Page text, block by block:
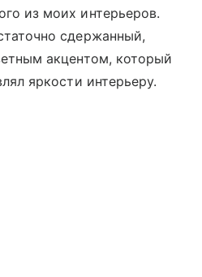
из моих интерьеров.
сдержанный,
акцентом, который
яркости интерьеру.